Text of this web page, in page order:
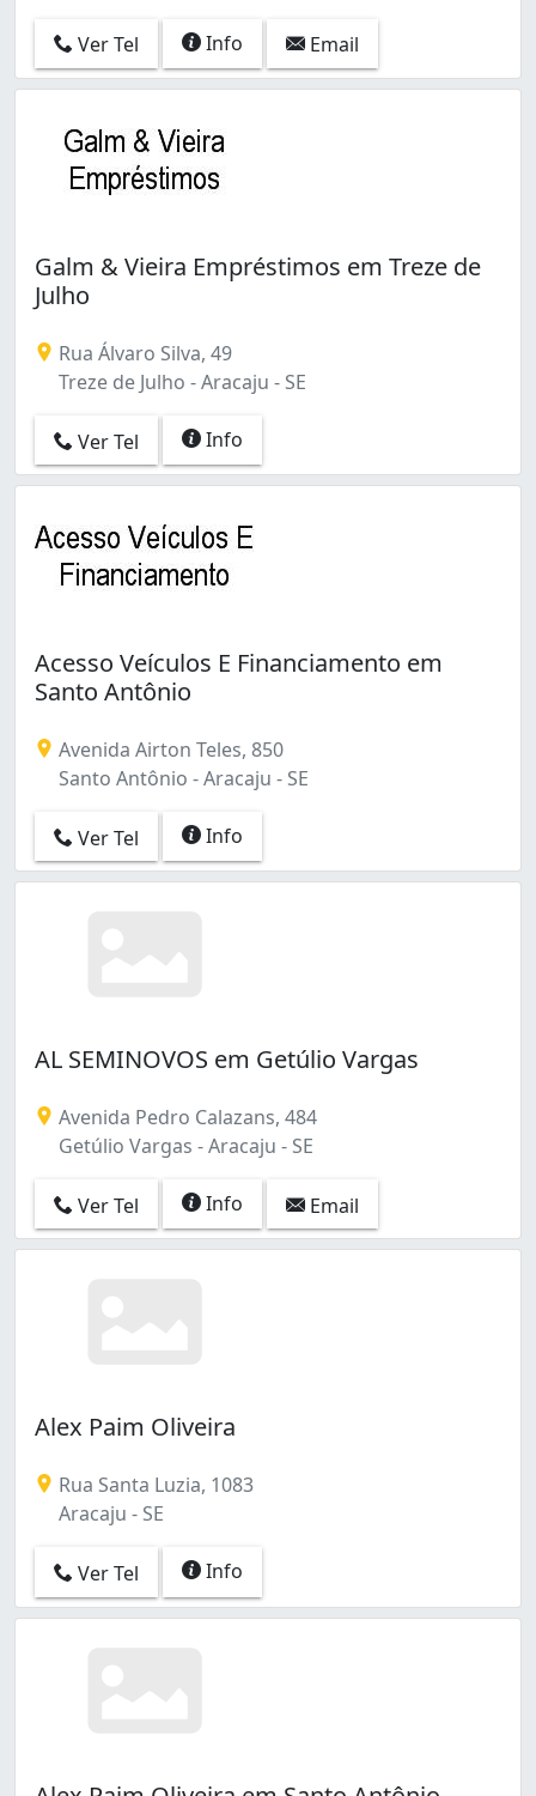
Ver Tel Info Email
Galm & Vieira Empréstimos em Treze de
Julho
Rua Álvaro Silva, 49
Treze de Julho - Aracaju - SE
Ver Tel Info
Acesso Veículos E Financiamento em
Santo Antônio
Avenida Airton Teles, 850
Santo Antônio - Aracaju - SE
Ver Tel Info
AL SEMINOVOS em Getúlio Vargas
Avenida Pedro Calazans, 484
Getúlio Vargas - Aracaju - SE
Ver Tel Info Email
Alex Paim Oliveira
Rua Santa Luzia, 1083
Aracaju - SE
Ver Tel Info